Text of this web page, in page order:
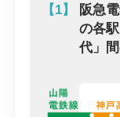
【1】
阪急
の各
代」